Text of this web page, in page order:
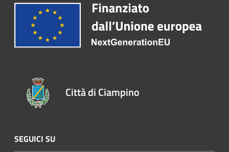
Città di Ciampino
SEGUICI SU